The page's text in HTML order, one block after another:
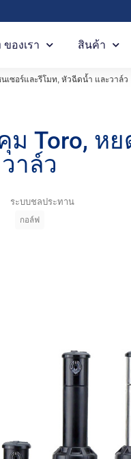
องเรา สินค้า
เซอร์และรีโมท, หัวฉีดน้ำ และวาล์ว
ม Toro, ห
าล์ว
ระบบชลประทาน
กอล์ฟ